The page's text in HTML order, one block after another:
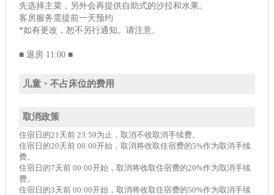
先选择主菜，另外会再提供自助式的沙拉和水果。
客房服务需提前一天预约
*如有更改，恕不另行通知。请注意。
■ 退房 11:00 ■
儿童・不占床位的费用
取消政策
住宿日的21天前 23:59为止，取消不收取消手续费。
住宿日的20天前 00:00开始，取消将收取住宿费的5%作为取消手续
费。
住宿日的7天前 00:00开始，取消将收取住宿费的20%作为取消手续
费。
住宿日的3天前 00:00开始，取消将收取住宿费的50%作为取消手续